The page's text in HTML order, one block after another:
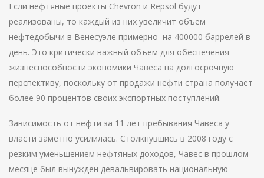
Если нефтяные проекты Chevron и Repsol будут
реализованы, то каждый из них увеличит объем
нефтедобычи в Венесуэле примерно на 400000 баррелей в
день. Это критически важный объем для обеспечения
жизнеспособности экономики Чавеса на долгосрочную
перспективу, поскольку от продажи нефти страна получает
более 90 процентов своих экспортных поступлений.
Зависимость от нефти за 11 лет пребывания Чавеса у
власти заметно усилилась. Столкнувшись в 2008 году с
резким уменьшением нефтяных доходов, Чавес в прошлом
месяце был вынужден девальвировать национальную